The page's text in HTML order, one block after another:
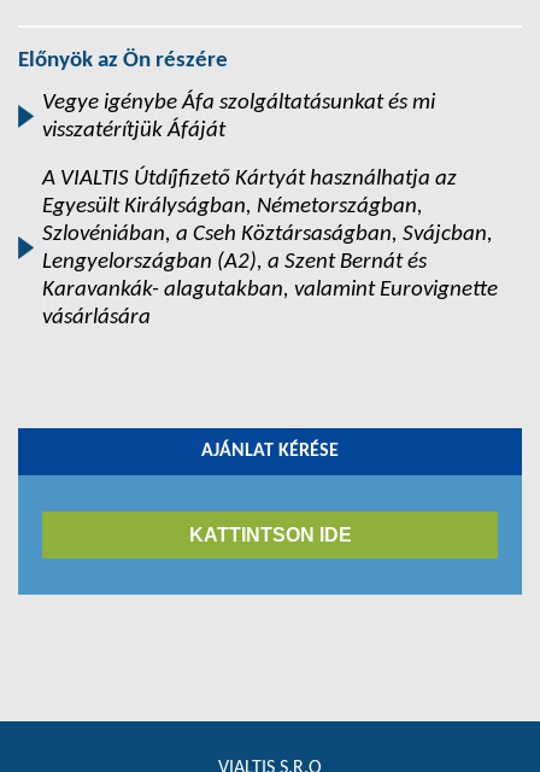
Előnyök az Ön részére
Vegye igénybe Áfa szolgáltatásunkat és mi
visszatérítjük Áfáját
A VIALTIS Útdíjfizető Kártyát használhatja az
Egyesült Királyságban, Németországban,
Szlovéniában, a Cseh Köztársaságban, Svájcban,
Lengyelországban (A2), a Szent Bernát és
Karavankák- alagutakban, valamint Eurovignette
vásárlására
AJÁNLAT KÉRÉSE
KATTINTSON IDE